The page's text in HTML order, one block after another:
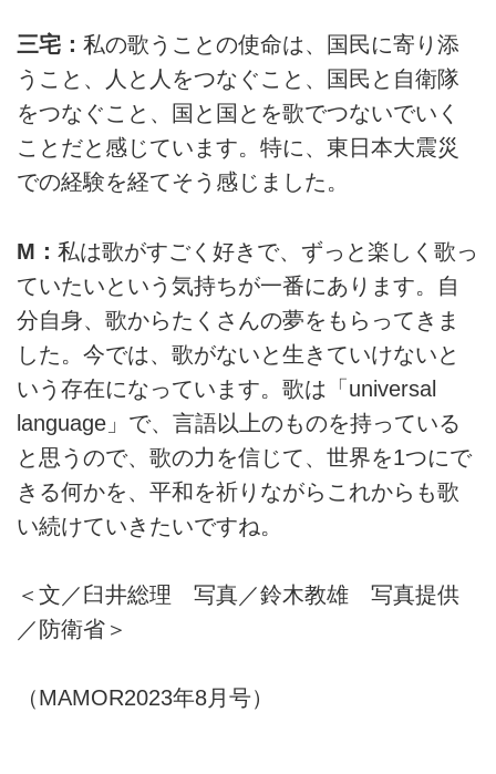
三宅： 私の歌うことの使命は、国民に寄り添
うこと、人と人をつなぐこと、国民と自衛隊
をつなぐこと、国と国とを歌でつないでいく
ことだと感じています。特に、東日本大震災
での経験を経てそう感じました。
M： 私は歌がすごく好きで、ずっと楽しく歌っ
ていたいという気持ちが一番にあります。自
分自身、歌からたくさんの夢をもらってきま
した。今では、歌がないと生きていけないと
いう存在になっています。歌は「universal
language」で、言語以上のものを持っている
と思うので、歌の力を信じて、世界を1つにで
きる何かを、平和を祈りながらこれからも歌
い続けていきたいですね。
＜文／臼井総理 写真／鈴木教雄 写真提供
／防衛省＞
（MAMOR2023年8月号）